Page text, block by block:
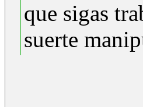
que sigas
suerte